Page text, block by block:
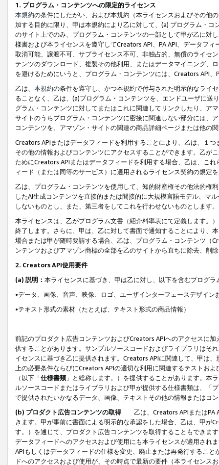
1. プログラム・コンテンツへの限定的ライセンス
本規約の条件にしたがい、および本規約（本ライセンスおよびその他
加する目的に限り、甲は本規約により乙に対して、(a) プログラム・
のサイト上でのみ、プログラム・コンテンツの一部として甲が乙に対
様書および本ライセンスを遵守してCreators API、PA API、データフ
取消可能、譲渡不可、サブライセンス不可、非独占的、無償のライセ
テンツのダウンロード、複製その他利用、またはデータマイニング、
を避けるためにいうと、プログラム・コンテンツには、Creators API
乙は、 本規約の条件を遵守し、かつ本規約で付与された明示的なライ
ることなく、乙は、(a)プログラム・コンテンツを、エンドユーザに
グラム・コンテンツに対してまたはこれに関連してリンクしたり、ア
サイトのうちプログラム・コンテンツに密接に関連しない部分には、
コンテンツを、アマゾン・サイトの関連の商品詳細ページまたは他の
Creators APIまたはデータフィードを利用することにより、乙は、１
その他の情報およびコンテンツにアクセスすることができます。乙が
ためにCreators APIまたはデータフィードを利用する場合、乙は、こ
ィード（または同等のサービス）に適用されるライセンス契約の規定
乙は、プログラム・コンテンツを使用して、知的財産権その他法的権
したAI生成コンテンツを直接的または間接的に大規模言語モデル、マ
しないものとし、また、第三者をしてこれを行わせないものとします。
本ライセンスは、乙がプログラム文書（紹介料率表にて定義します。
終了します。さらに、甲は、乙に対して書面で通知することにより、
場合または甲が随時要請する場合、乙は、プログラム・コンテンツ（
ンテンツおよびアマゾン商標の全部を乙のサイトから直ちに除去、削
2. Creators API使用要件
(a) 説明： 本ライセンスに基づき、甲は乙に対し、以下を含むプログ
•データ、画像、音声、映像、ロゴ、ユーザインターフェースデザイ
•テキスト形式の素材（たとえば、テキスト形式の商品情報）
前記のプロダクト広告コンテンツおよびCreators APIへのアクセスに
供することがあります。サンプルソースコードおよびライブラリはそ
イセンスに基づき乙に提供されます。Creators APIに関連して、甲は
上の必要条件ならびにCreators APIの適切な利用に関連するテストお
（以下「仕様書類」と総称します。）を提供することがあります。本
ルソースコードまたはライブラリおよび甲が提供する仕様書類は、「
で提供されたいかなるデータ、画像、テキストその他の情報またはコ
(b) プロダクト広告コンテンツの取得
乙は、Creators APIまたはPA
きます。甲が事前に書面による明示的な承認をした場合、乙は、甲が
す。）を通じて、プロダクト広告コンテンツを取得することもできま
データフィードへのアクセスおよび使用にも本ライセンスが適用され
APIもしくはデータフィードの仕様を変更、廃止または再発行するこ
ドへのアクセスおよび使用が、その時点で最新の要件（本ライセン